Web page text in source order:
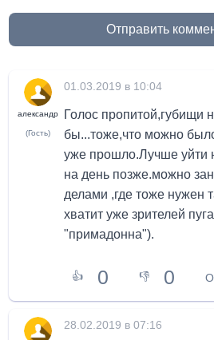
Отправить
александр
(Гость)
01.03.2019 в 10:04
Голос пропитой,губищи
бы...тоже,что можно
уже прошло.Лучше уйти
на день позже.можно
делами ,где тоже нужен
хватит уже зрителей
"примадонна").
👍 0 👎 0
28.02.2019 в 07:16